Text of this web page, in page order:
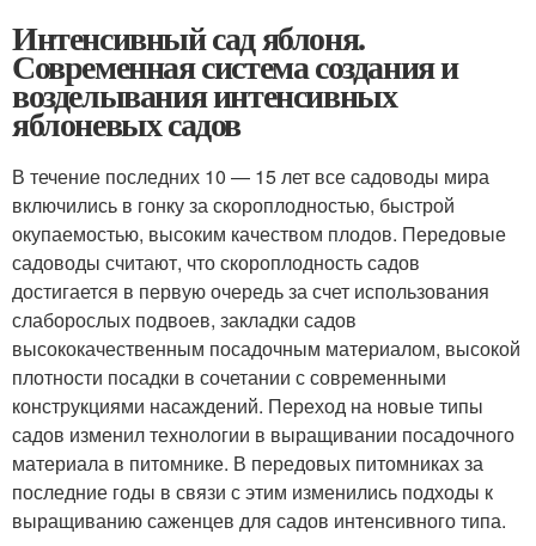
Интенсивный сад яблоня.
Современная система создания и
возделывания интенсивных
яблоневых садов
В течение последних 10 — 15 лет все садоводы мира
включились в гонку за скороплодностью, быстрой
окупаемостью, высоким качеством плодов. Передовые
садоводы считают, что скороплодность садов
достигается в первую очередь за счет использования
слаборослых подвоев, закладки садов
высококачественным посадочным материалом, высокой
плотности посадки в сочетании с современными
конструкциями насаждений. Переход на новые типы
садов изменил технологии в выращивании посадочного
материала в питомнике. В передовых питомниках за
последние годы в связи с этим изменились подходы к
выращиванию саженцев для садов интенсивного типа.